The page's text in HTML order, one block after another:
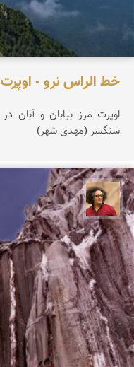
خط الراس نرو - اوپرت
سنگسر (مهدی شهر)
مصطفی ربیعی بهشتی